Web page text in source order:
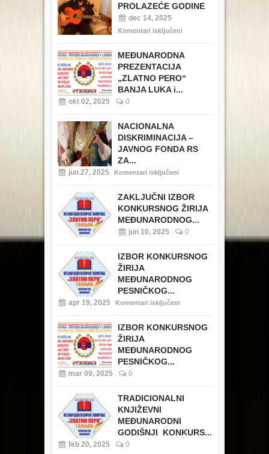
PROLAZEĆE GODINE
dec 14, 2025
Komentari isključeni
MEĐUNARODNA
PREZENTACIJA
„ZLATNO PERO“
BANJA LUKA i...
okt 02, 2025 0
NACIONALNA
DISKRIMINACIJA –
JAVNOG FONDA RS
ZA...
jun 27, 2025 Komentari isključeni
ZAKLJUČNI IZBOR
KONKURSNOG ŽIRIJA
MEĐUNARODNOG...
jun 10, 2025 0
IZBOR KONKURSNOG
ŽIRIJA
MEĐUNARODNOG
PESNIČKOG...
apr 19, 2025 Komentari isključeni
IZBOR KONKURSNOG
ŽIRIJA
MEĐUNARODNOG
PESNIČKOG...
mar 09, 2025 0
TRADICIONALNI
KNJIŽEVNI
MEĐUNARODNI
GODIŠNJI KONKURS...
feb 20, 2025 0